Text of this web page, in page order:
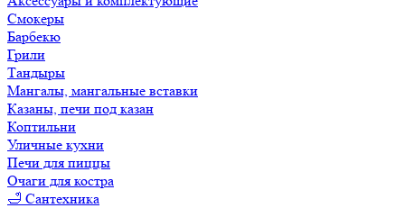
Смокеры
Барбекю
Грили
Тандыры
Мангалы, мангальные вставки
Казаны, печи под казан
Коптильни
Уличные кухни
Печи для пиццы
Очаги для костра
🛁 Сантехника